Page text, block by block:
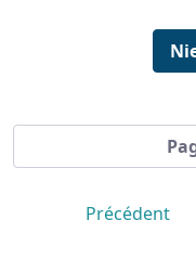
Précédent